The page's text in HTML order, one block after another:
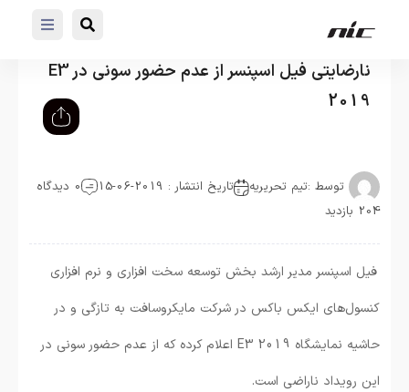
نارضایتی فیل اسپنسر از عدم حضور سونی در E3
2019
توسط :تیم تحریریه تاریخ انتشار : 2019-06-15
0 دیدگاه
204 بازدید
فیل اسپنسر مدیر ارشد بخش توسعه سخت افزاری و نرم افزاری
کنسول‌های ایکس باکس در شرکت مایکروسافت به تازگی و در
حاشیه نمایشگاه E3 2019 اعلام کرده که از عدم حضور سونی در
این رویداد ناراضی است.